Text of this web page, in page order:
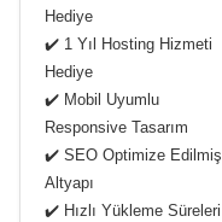
Hediye
✔️ 1 Yıl Hosting Hizmeti
Hediye
✔️ Mobil Uyumlu
Responsive Tasarım
✔️ SEO Optimize Edilmiş
Altyapı
✔️ Hızlı Yükleme Süreleri